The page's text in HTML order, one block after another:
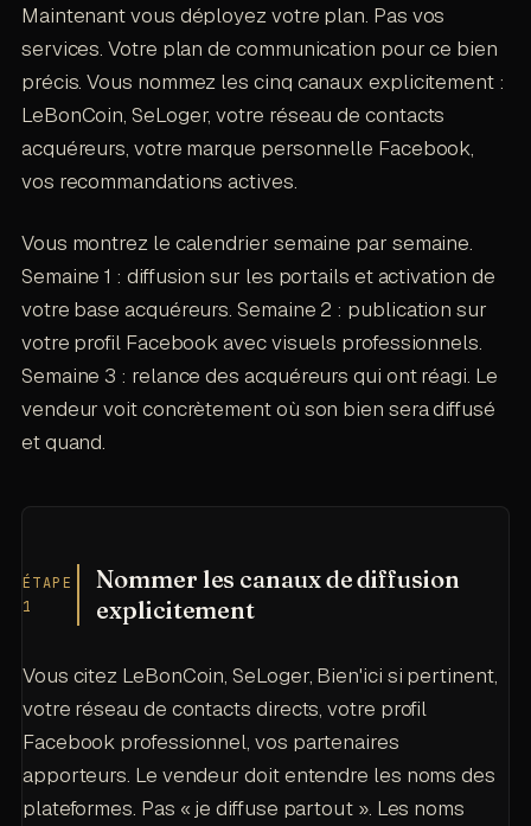
Maintenant vous déployez votre plan. Pas vos
services. Votre plan de communication pour ce bien
précis. Vous nommez les cinq canaux explicitement :
LeBonCoin, SeLoger, votre réseau de contacts
acquéreurs, votre marque personnelle Facebook,
vos recommandations actives.
Vous montrez le calendrier semaine par semaine.
Semaine 1 : diffusion sur les portails et activation de
votre base acquéreurs. Semaine 2 : publication sur
votre profil Facebook avec visuels professionnels.
Semaine 3 : relance des acquéreurs qui ont réagi. Le
vendeur voit concrètement où son bien sera diffusé
et quand.
ÉTAPE
1
Nommer les canaux de diffusion
explicitement
Vous citez LeBonCoin, SeLoger, Bien'ici si pertinent,
votre réseau de contacts directs, votre profil
Facebook professionnel, vos partenaires
apporteurs. Le vendeur doit entendre les noms des
plateformes. Pas « je diffuse partout ». Les noms